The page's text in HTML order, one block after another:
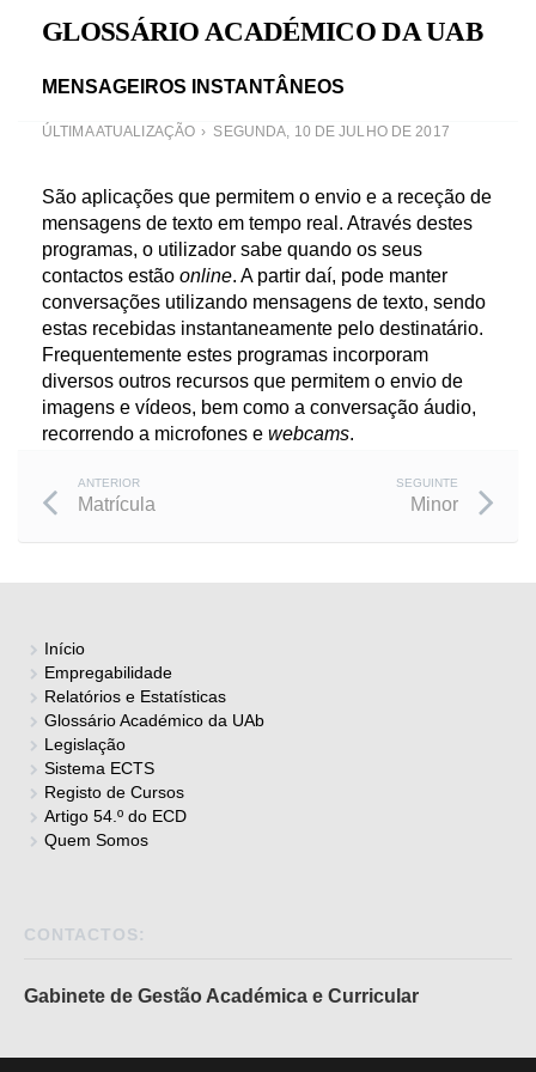
GLOSSÁRIO ACADÉMICO DA UAB
MENSAGEIROS INSTANTÂNEOS
ÚLTIMA ATUALIZAÇÃO SEGUNDA, 10 DE JULHO DE 2017
São aplicações que permitem o envio e a receção de
mensagens de texto em tempo real. Através destes
programas, o utilizador sabe quando os seus
contactos estão online. A partir daí, pode manter
conversações utilizando mensagens de texto, sendo
estas recebidas instantaneamente pelo destinatário.
Frequentemente estes programas incorporam
diversos outros recursos que permitem o envio de
imagens e vídeos, bem como a conversação áudio,
recorrendo a microfones e webcams.
Post
ANTERIOR
Matrícula
SEGUINTE
Minor
Início
Empregabilidade
Relatórios e Estatísticas
Glossário Académico da UAb
Legislação
Sistema ECTS
Registo de Cursos
Artigo 54.º do ECD
Quem Somos
CONTACTOS:
Gabinete de Gestão Académica e Curricular